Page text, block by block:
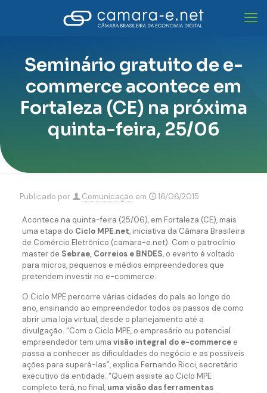
Seminário gratuito de e-
commerce acontece em
Fortaleza (CE) na próxima
quinta-feira, 25/06
Publicado por Comunicação em 16/06/2015
Acontece na quinta-feira (25/06), em Fortaleza (CE), mais
uma etapa do Ciclo MPE.net, iniciativa da Câmara Brasileira
de Comércio Eletrônico (camara-e.net). Com o patrocínio
master de Sebrae, Correios e BNDES, o evento é voltado
para micros, pequenos e médios empreendedores que
pretendem investir no e-commerce.
O Ciclo MPE percorre várias cidades do país ao longo do
ano, ensinando ao empreendedor todos os passos de como
abrir uma loja virtual, desde o planejamento até a
divulgação. “Com o Ciclo MPE, o empresário ou potencial
empreendedor tem uma visão integral do e-commercee
passa a conhecer as dificuldades do negócio e as possíveis
ações para superá-las”, explica Fernando Ricci, secretário
executivo da entidade. “Quem assiste ao Ciclo MPE
completo terá, no final, uma visão das ferramentas